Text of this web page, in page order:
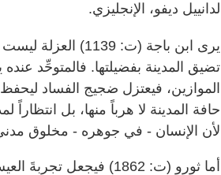
لدانييل ديفو، الإنجليزي.
يرى ابن باجة (ت:
تضيق المدينة بفضيلتها. فالمتوحِّد
الموازين، فيعتزل ضجيج الفساد
حافة المدينة لا هرباً منها، بل
لأن الإنسان - في جوهره - مخلوق مدني
أما ثورو (ت: 1862) فيجعل